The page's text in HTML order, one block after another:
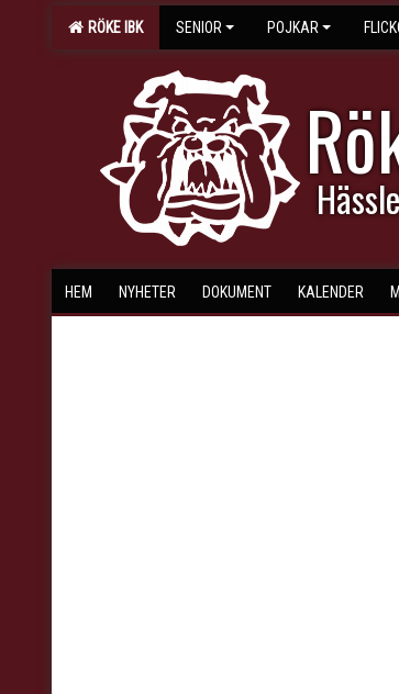
RÖKE IBK SENIOR POJKAR
HEM NYHETER DOKUMENT KALENDER